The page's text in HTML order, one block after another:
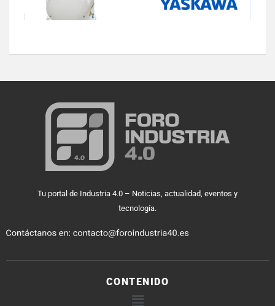
Tu portal de Industria 4.0 – Noticias, actualidad, eventos y
tecnología.
CONTENIDO